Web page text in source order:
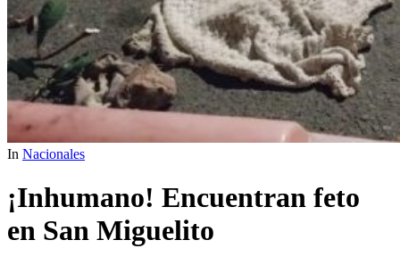
In Nacionales
¡Inhumano! Encuentran feto
en San Miguelito